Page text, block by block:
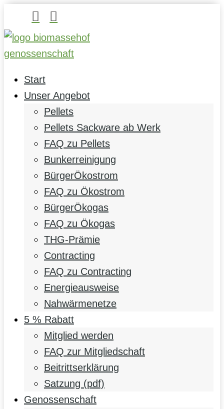
 
Start
Unser Angebot
Pellets
Pellets Sackware ab Werk
FAQ zu Pellets
Bunkerreinigung
BürgerÖkostrom
FAQ zu Ökostrom
BürgerÖkogas
FAQ zu Ökogas
THG-Prämie
Contracting
FAQ zu Contracting
Energieausweise
Nahwärmenetze
5 % Rabatt
Mitglied werden
FAQ zur Mitgliedschaft
Beitrittserklärung
Satzung (pdf)
Genossenschaft